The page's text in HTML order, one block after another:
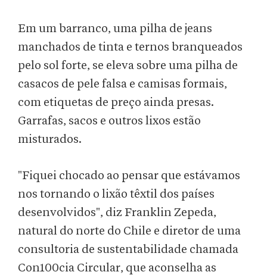
Em um barranco, uma pilha de jeans
manchados de tinta e ternos branqueados
pelo sol forte, se eleva sobre uma pilha de
casacos de pele falsa e camisas formais,
com etiquetas de preço ainda presas.
Garrafas, sacos e outros lixos estão
misturados.
"Fiquei chocado ao pensar que estávamos
nos tornando o lixão têxtil dos países
desenvolvidos", diz Franklin Zepeda,
natural do norte do Chile e diretor de uma
consultoria de sustentabilidade chamada
Con100cia Circular, que aconselha as